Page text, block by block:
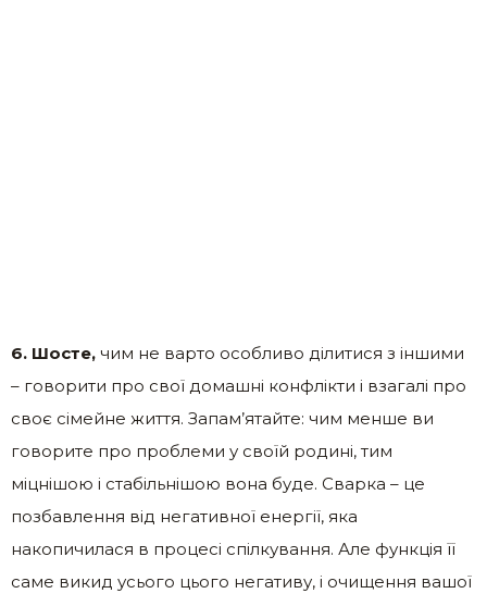
6. Шосте, чим не варто особливо ділитися з іншими
– говорити про свої домашні конфлікти і взагалі про
своє сімейне життя. Запам’ятайте: чим менше ви
говорите про проблеми у своїй родині, тим
міцнішою і стабільнішою вона буде. Сварка – це
позбавлення від негативної енергії, яка
накопичилася в процесі спілкування. Але функція її
саме викид усього цього негативу, і очищення вашої